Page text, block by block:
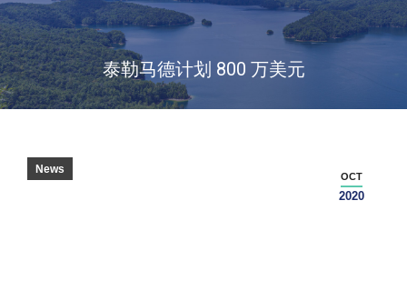
泰勒马德计划 800 万美元
OCT
2020
News